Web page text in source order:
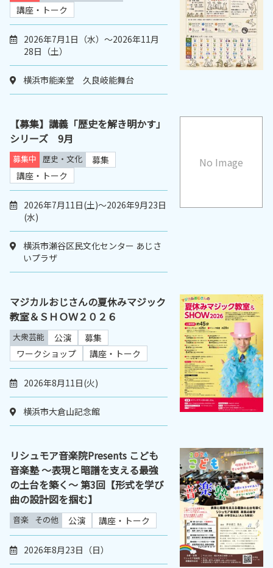
講座・トーク
2026年7月1日（水）～2026年11月
28日（土）
横浜市能楽堂 久良岐能舞台
No Image
【募集】講義「歴史を解き明かす」
シリーズ 9月
募集中 歴史・文化
募集
講座・トーク
2026年7月11日(土)～2026年9月23日
(水)
横浜市瀬谷区民文化センター あじさ
いプラザ
マジカルおじさんの夏休みマジック
教室＆ＳＨＯＷ２０２６
大衆芸能 公演
募集
ワークショップ
講座・トーク
2026年8月11日(火)
横浜市大倉山記念館
リシュモア音楽院Presents こども
音楽塾 ～表現と暗譜を支える最強
の土台を築く～ 第3回【形式を学び
曲の設計図を掴む】
音楽 その他 公演 講座・トーク
2026年8月23日（日）